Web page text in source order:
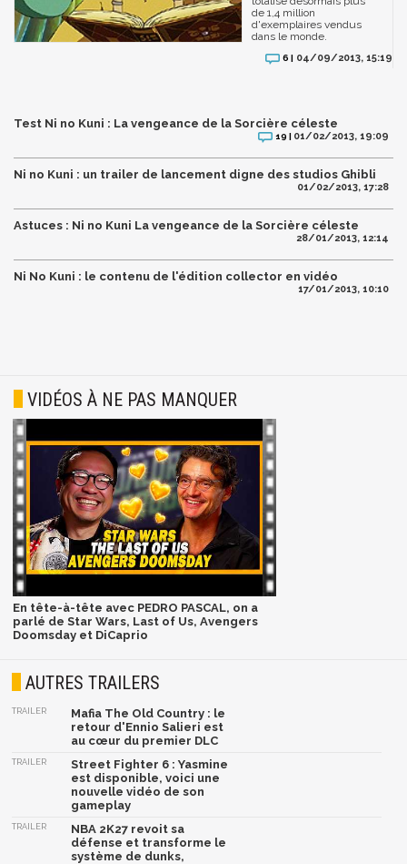
de 1,4 million
d'exemplaires vendus
dans le monde.
6 | 04/09/2013, 15:19
Test Ni no Kuni : La vengeance de la Sorcière céleste
19 | 01/02/2013, 19:09
Ni no Kuni : un trailer de lancement digne des studios Ghibli
01/02/2013, 17:28
Astuces : Ni no Kuni La vengeance de la Sorcière céleste
28/01/2013, 12:14
Ni No Kuni : le contenu de l'édition collector en vidéo
17/01/2013, 10:10
VIDÉOS À NE PAS MANQUER
En tête-à-tête avec PEDRO PASCAL, on a
parlé de Star Wars, Last of Us, Avengers
Doomsday et DiCaprio
AUTRES TRAILERS
TRAILER
Mafia The Old Country : le
retour d'Ennio Salieri est
au cœur du premier DLC
TRAILER
Street Fighter 6 : Yasmine
est disponible, voici une
nouvelle vidéo de son
gameplay
TRAILER
NBA 2K27 revoit sa
défense et transforme le
système de dunks,